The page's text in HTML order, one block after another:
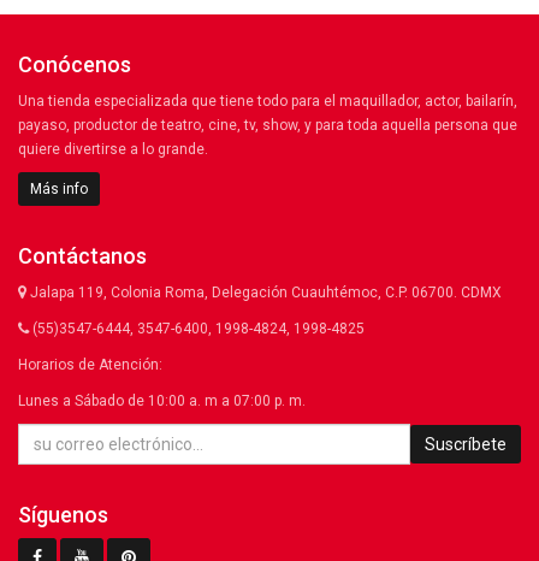
Conócenos
Una tienda especializada que tiene todo para el maquillador, actor, bailarín,
payaso, productor de teatro, cine, tv, show, y para toda aquella persona que
quiere divertirse a lo grande.
Más info
Contáctanos
Jalapa 119, Colonia Roma, Delegación Cuauhtémoc, C.P. 06700. CDMX
(55)3547-6444, 3547-6400, 1998-4824, 1998-4825
Horarios de Atención:
Lunes a Sábado de 10:00 a. m a 07:00 p. m.
Suscríbete
Síguenos